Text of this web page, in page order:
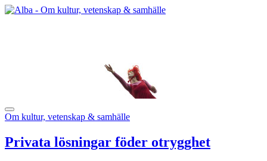
Om kultur, vetenskap & samhälle
Privata lösningar föder otrygghet